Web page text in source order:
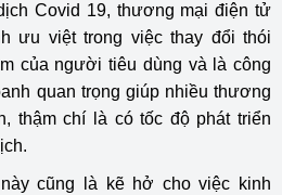
Covid 19, thương mại điện tử
ưu việt trong việc thay đổi thói
của người tiêu dùng và là công
quan trọng giúp nhiều thương
thậm chí là có tốc độ phát triển
cũng là kẽ hở cho việc kinh